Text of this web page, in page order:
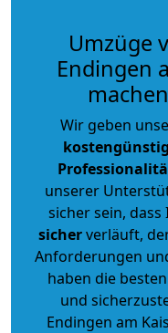
Umzüge
Endingen
Wir geben
kostengünstig
unserer
sicher sein,
sicherverläuft,
Anforderungen
haben die
und
Endingen am